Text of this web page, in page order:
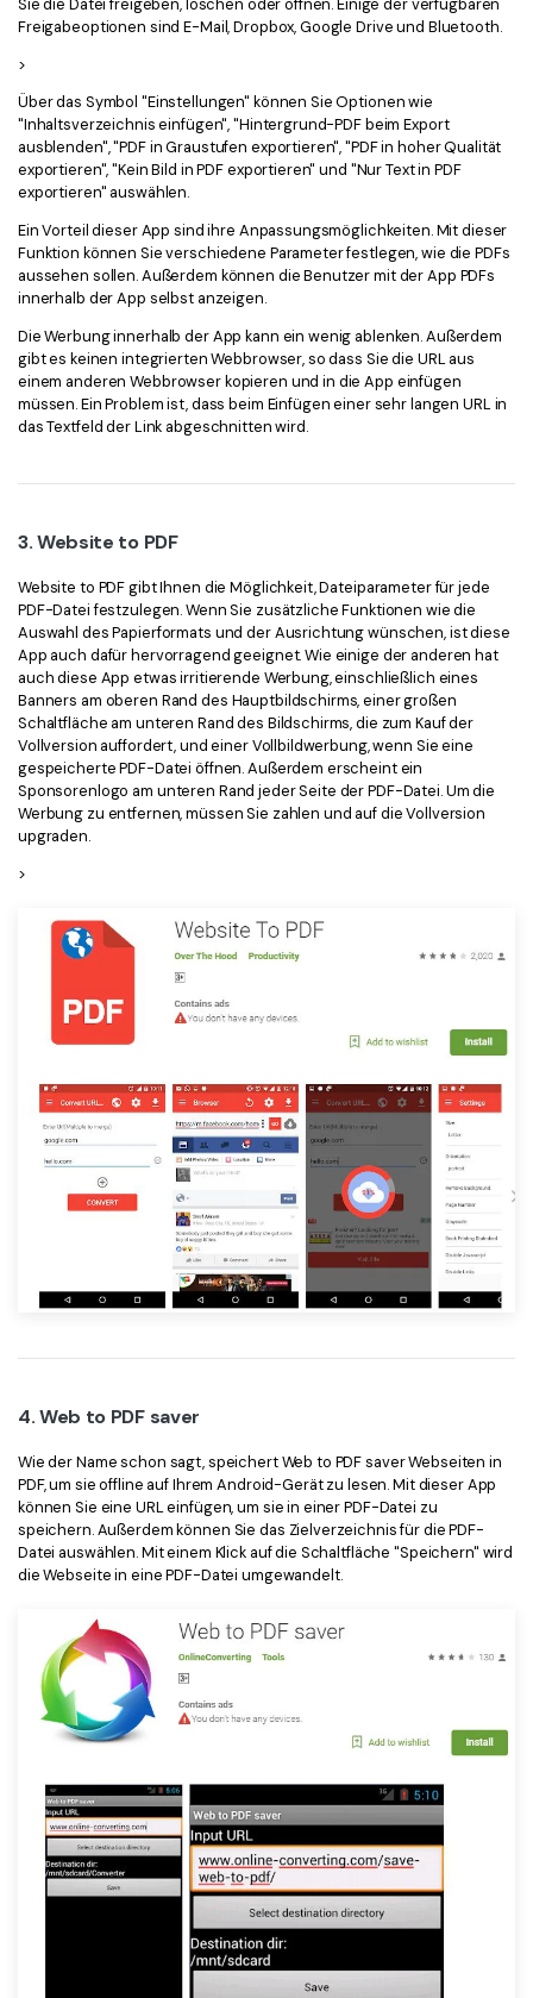
Freigabeoptionen sind E-Mail, Dropbox, Google Drive und Bluetooth.
>
Über das Symbol "Einstellungen" können Sie Optionen wie
"Inhaltsverzeichnis einfügen", "Hintergrund-PDF beim Export
ausblenden", "PDF in Graustufen exportieren", "PDF in hoher Qualität
exportieren", "Kein Bild in PDF exportieren" und "Nur Text in PDF
exportieren" auswählen.
Ein Vorteil dieser App sind ihre Anpassungsmöglichkeiten. Mit dieser
Funktion können Sie verschiedene Parameter festlegen, wie die PDFs
aussehen sollen. Außerdem können die Benutzer mit der App PDFs
innerhalb der App selbst anzeigen.
Die Werbung innerhalb der App kann ein wenig ablenken. Außerdem
gibt es keinen integrierten Webbrowser, so dass Sie die URL aus
einem anderen Webbrowser kopieren und in die App einfügen
müssen. Ein Problem ist, dass beim Einfügen einer sehr langen URL in
das Textfeld der Link abgeschnitten wird.
3. Website to PDF
Website to PDF gibt Ihnen die Möglichkeit, Dateiparameter für jede
PDF-Datei festzulegen. Wenn Sie zusätzliche Funktionen wie die
Auswahl des Papierformats und der Ausrichtung wünschen, ist diese
App auch dafür hervorragend geeignet. Wie einige der anderen hat
auch diese App etwas irritierende Werbung, einschließlich eines
Banners am oberen Rand des Hauptbildschirms, einer großen
Schaltfläche am unteren Rand des Bildschirms, die zum Kauf der
Vollversion auffordert, und einer Vollbildwerbung, wenn Sie eine
gespeicherte PDF-Datei öffnen. Außerdem erscheint ein
Sponsorenlogo am unteren Rand jeder Seite der PDF-Datei. Um die
Werbung zu entfernen, müssen Sie zahlen und auf die Vollversion
upgraden.
>
4. Web to PDF saver
Wie der Name schon sagt, speichert Web to PDF saver Webseiten in
PDF, um sie offline auf Ihrem Android-Gerät zu lesen. Mit dieser App
können Sie eine URL einfügen, um sie in einer PDF-Datei zu
speichern. Außerdem können Sie das Zielverzeichnis für die PDF-
Datei auswählen. Mit einem Klick auf die Schaltfläche "Speichern" wird
die Webseite in eine PDF-Datei umgewandelt.